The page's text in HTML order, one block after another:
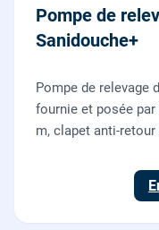
Pompe de
Sanidouche+
Pompe de relevage
fournie et posée
m, clapet anti-